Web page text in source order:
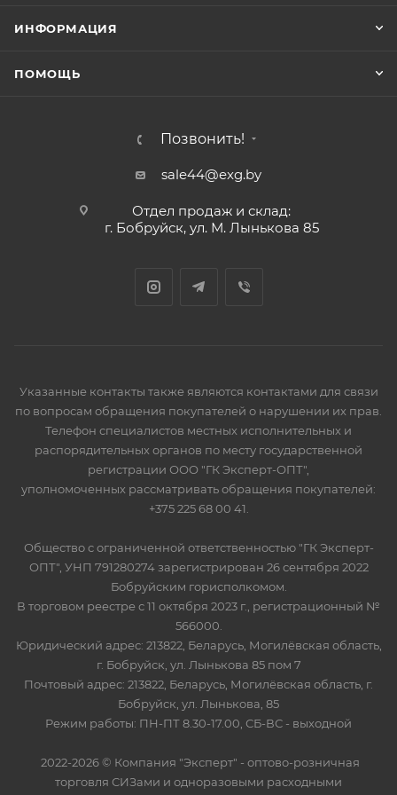
ИНФОРМАЦИЯ
ПОМОЩЬ
Позвонить!
sale44@exg.by
Отдел продаж и склад:
г. Бобруйск, ул. М. Лынькова 85
Указанные контакты также являются контактами для связи
по вопросам обращения покупателей о нарушении их прав.
Телефон специалистов местных исполнительных и
распорядительных органов по месту государственной
регистрации ООО "ГК Эксперт-ОПТ",
уполномоченных рассматривать обращения покупателей:
+375 225 68 00 41.
Общество с ограниченной ответственностью "ГК Эксперт-
ОПТ", УНП 791280274 зарегистрирован 26 сентября 2022
Бобруйским горисполкомом.
В торговом реестре с 11 октября 2023 г., регистрационный №
566000.
Юридический адрес: 213822, Беларусь, Могилёвская область,
г. Бобруйск, ул. Лынькова 85 пом 7
Почтовый адрес: 213822, Беларусь, Могилёвская область, г.
Бобруйск, ул. Лынькова, 85
Режим работы: ПН-ПТ 8.30-17.00, СБ-ВС - выходной
2022-2026 © Компания "Эксперт" - оптово-розничная
торговля СИЗами и одноразовыми расходными